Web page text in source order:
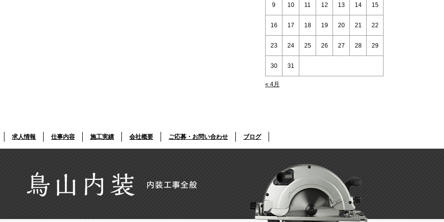
« 4月
9 10 11 12 13 14 15
16 17 18 19 20 21 22
23 24 25 26 27 28 29
30 31
求人情報 仕事内容 施工実績 会社概要 ご応募・お問い合わせ ブログ